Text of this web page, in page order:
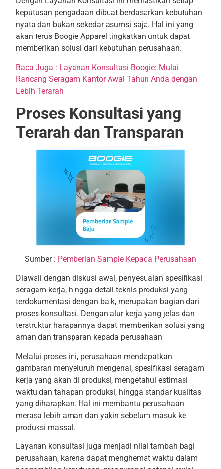
keputusan pengadaan dibuat berdasarkan kebutuhan
nyata dan bukan sekedar asumsi saja. Hal ini yang
akan terus Boogie Apparel tingkatkan untuk dapat
memberikan solusi dari kebutuhan perusahaan.
Baca Juga : Layanan Konsultasi Boogie: Mulai
Rancang Seragam Kantor Awal Tahun Anda dengan
Lebih Terarah
Proses Konsultasi yang
Terarah dan Transparan
Sumber : Pemberian Sample Kepada Perusahaan
Diawali dengan diskusi awal, penyesuaian spesifikasi
seragam kerja, hingga detail teknis produksi yang
terdokumentasi dengan baik, merupakan bagian dari
proses konsultasi. Dengan alur kerja yang jelas dan
terstruktur harapannya dapat memberikan solusi yang
aman dan transparan kepada perusahaan
Melalui proses ini, perusahaan mendapatkan
gambaran menyeluruh mengenai, spesifikasi seragam
kerja yang akan di produksi, mengetahui estimasi
waktu dan tahapan produksi, hingga standar kualitas
yang diharapkan. Hal ini membantu perusahaan
merasa lebih aman dan yakin sebelum masuk ke
produksi massal.
Layanan konsultasi juga menjadi nilai tambah bagi
perusahaan, karena dapat menghemat waktu dalam